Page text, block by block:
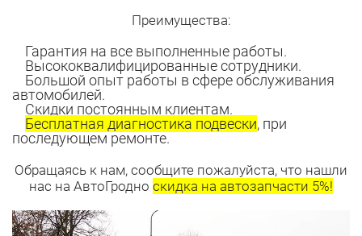
Преимущества:
Гарантия на все выполненные работы.
Высококвалифицированные сотрудники.
Большой опыт работы в сфере обслуживания
автомобилей.
Скидки постоянным клиентам.
Бесплатная диагностика подвески, при
последующем ремонте.
Обращаясь к нам, сообщите пожалуйста, что нашли
нас на АвтоГродно скидка на автозапчасти 5%!